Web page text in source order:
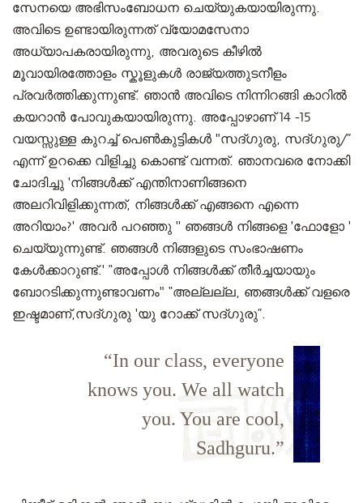
സേനയെ അഭിസംബോധന ചെയ്യുകയായിരുന്നു.
അവിടെ ഉണ്ടായിരുന്നത് വ്യോമസേനാ
അധ്യാപകരായിരുന്നു, അവരുടെ കീഴിൽ
മൂവായിരത്തോളം സ്കൂളുകൾ രാജ്യത്തുടനീളം
പ്രവർത്തിക്കുന്നുണ്ട്. ഞാൻ അവിടെ നിന്നിറങ്ങി കാറിൽ
കയറാൻ പോവുകയായിരുന്നു. അപ്പോഴാണ് 14 -15
വയസ്സുള്ള കുറച്ച് പെൺകുട്ടികൾ "സദ്ഗുരു, സദ്ഗുരു/”
എന്ന് ഉറക്കെ വിളിച്ചു കൊണ്ട് വന്നത്. ഞാനവരെ നോക്കി
ചോദിച്ചു 'നിങ്ങൾക്ക് എന്തിനാണിങ്ങനെ
അലറിവിളിക്കുന്നത്, നിങ്ങൾക്ക് എങ്ങനെ എന്നെ
അറിയാം?' അവർ പറഞ്ഞു '' ഞങ്ങൾ നിങ്ങളെ 'ഫോളോ '
ചെയ്യുന്നുണ്ട്. ഞങ്ങൾ നിങ്ങളുടെ സംഭാഷണം
കേൾക്കാറുണ്ട്.' “അപ്പോൾ നിങ്ങൾക്ക് തീർച്ചയായും
ബോറടിക്കുന്നുണ്ടാവണം" “അല്ലല്ല, ഞങ്ങൾക്ക് വളരെ
ഇഷ്ടമാണ്,സദ്ഗുരു 'യു റോക്ക് സദ്ഗുരു”.
“In our class, everyone
knows you. We all watch
you. You are cool,
Sadhguru.”